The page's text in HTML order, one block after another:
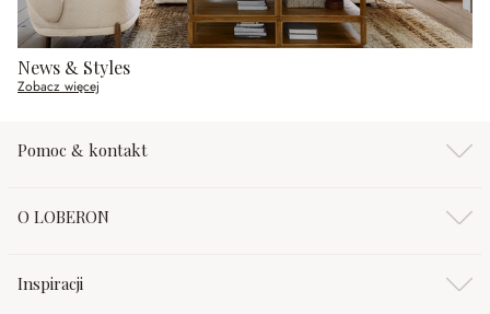
News & Styles
Zobacz więcej
Pomoc & kontakt
O LOBERON
Inspiracji